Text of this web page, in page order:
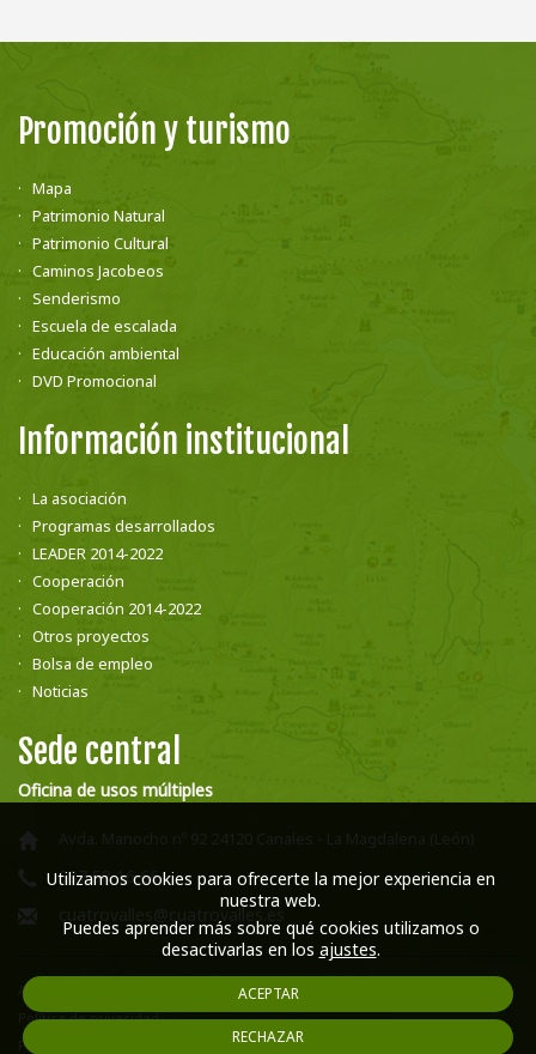
Promoción y turismo
Mapa
Patrimonio Natural
Patrimonio Cultural
Caminos Jacobeos
Senderismo
Escuela de escalada
Educación ambiental
DVD Promocional
Información institucional
La asociación
Programas desarrollados
LEADER 2014-2022
Cooperación
Cooperación 2014-2022
Otros proyectos
Bolsa de empleo
Noticias
Sede central
Oficina de usos múltiples
Avda. Manocho nº 92 24120 Canales - La Magdalena (León)
987 58 16 66
cuatrovalles@cuatrovalles.es
Aviso legal
Política de privacidad
Política de cookies
Utilizamos cookies para ofrecerte la mejor experiencia en
nuestra web.
Puedes aprender más sobre qué cookies utilizamos o
desactivarlas en los ajustes.
ACEPTAR
RECHAZAR